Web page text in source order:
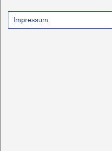
Impressum